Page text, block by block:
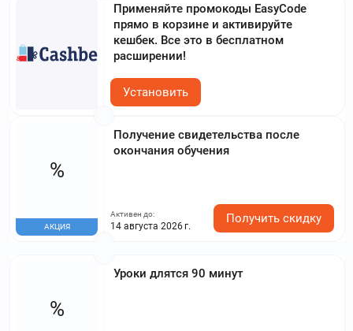
Применяйте промокоды EasyCode
прямо в корзине и активируйте
кешбек. Все это в бесплатном
расширении!
Установить
Получение свидетельства после
окончания обучения
%
АКЦИЯ
Активен до:
14 августа 2026 г.
Получить скидку
Уроки длятся 90 минут
%